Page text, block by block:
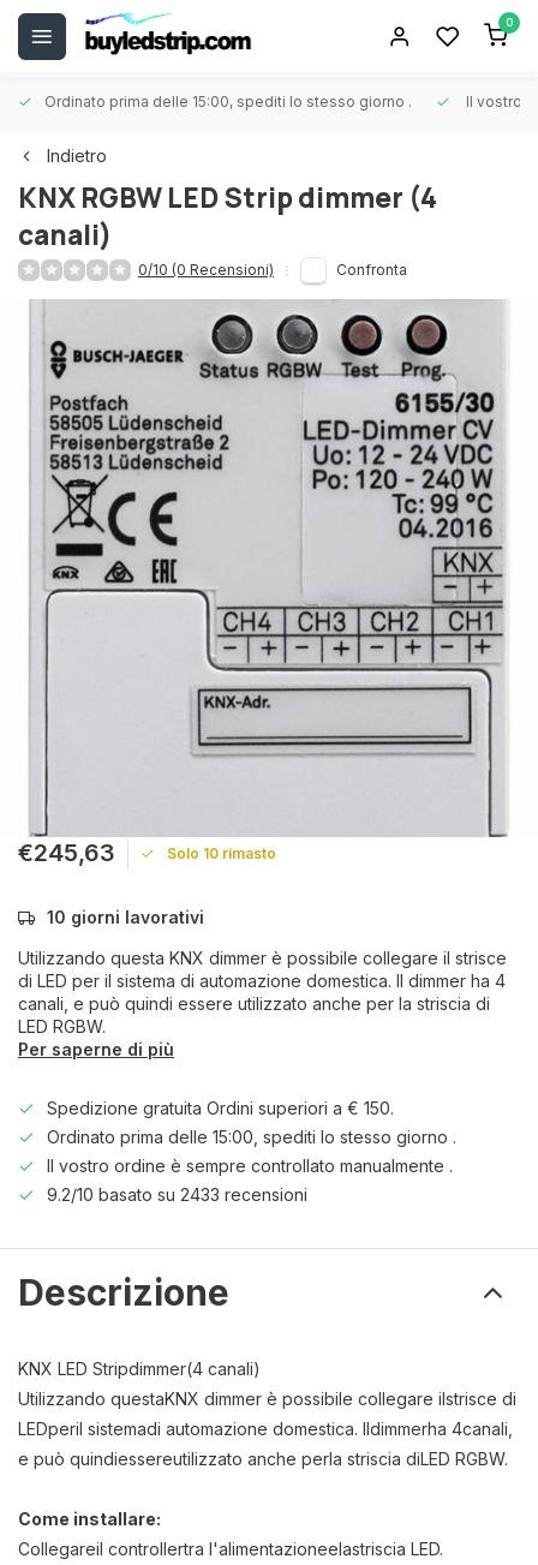
0
Ordinato prima delle 15:00, spediti lo stesso giorno . Il vostro
Indietro
KNX RGBW LED Strip dimmer (4
canali)
0/10 (0 Recensioni) Confronta
€245,63 Solo 10 rimasto
10 giorni lavorativi
Utilizzando questa KNX dimmer è possibile collegare il strisce
di LED per il sistema di automazione domestica. Il dimmer ha 4
canali, e può quindi essere utilizzato anche per la striscia di
LED RGBW.
Per saperne di più
Spedizione gratuita Ordini superiori a € 150.
Ordinato prima delle 15:00, spediti lo stesso giorno .
Il vostro ordine è sempre controllato manualmente .
9.2/10 basato su 2433 recensioni
Descrizione
KNX LED Stripdimmer(4 canali)
Utilizzando questaKNX dimmer è possibile collegare ilstrisce di
LEDperil sistemadi automazione domestica. Ildimmerha 4canali
e può quindiessereutilizzato anche perla striscia diLED RGBW.
Come installare:
Collegareil controllertra l'alimentazioneelastriscia LED.